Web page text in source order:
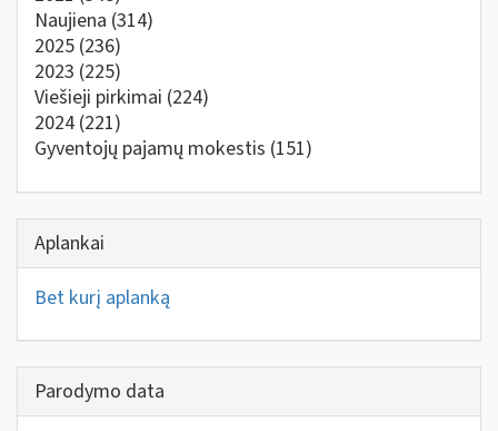
Naujiena (314)
2025 (236)
2023 (225)
Viešieji pirkimai (224)
2024 (221)
Gyventojų pajamų mokestis (151)
Aplankai
Bet kurį aplanką
Parodymo data